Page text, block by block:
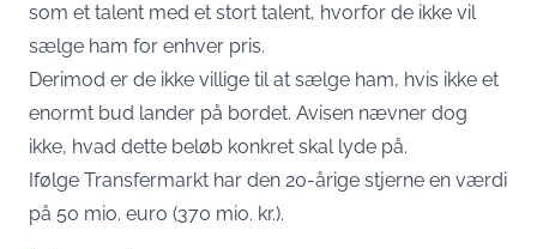
som et talent med et stort talent, hvorfor de ikke vil
sælge ham for enhver pris.
Derimod er de ikke villige til at sælge ham, hvis ikke et
enormt bud lander på bordet. Avisen nævner dog
ikke, hvad dette beløb konkret skal lyde på.
Ifølge Transfermarkt har den 20-årige stjerne en værdi
på 50 mio. euro (370 mio. kr.).